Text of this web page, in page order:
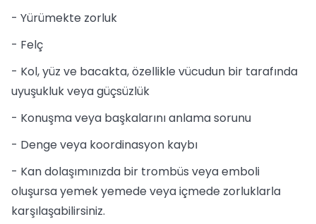
- Yürümekte zorluk
- Felç
- Kol, yüz ve bacakta, özellikle vücudun bir tarafında
uyuşukluk veya güçsüzlük
- Konuşma veya başkalarını anlama sorunu
- Denge veya koordinasyon kaybı
- Kan dolaşımınızda bir trombüs veya emboli
oluşursa yemek yemede veya içmede zorluklarla
karşılaşabilirsiniz.